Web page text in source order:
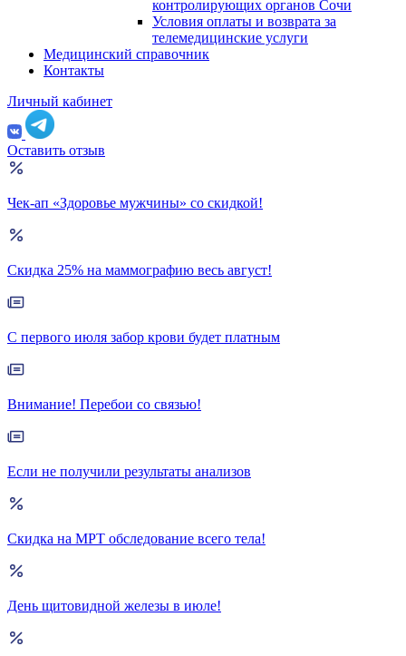
контролирующих органов Сочи
Условия оплаты и возврата за
телемедицинские услуги
Медицинский справочник
Контакты
Личный кабинет
Оставить отзыв
Чек-ап «Здоровье мужчины» со скидкой!
Скидка 25% на маммографию весь август!
С первого июля забор крови будет платным
Внимание! Перебои со связью!
Если не получили результаты анализов
Скидка на МРТ обследование всего тела!
День щитовидной железы в июле!